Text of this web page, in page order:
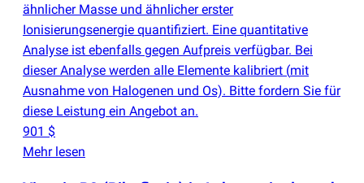
ähnlicher Masse und ähnlicher erster
Ionisierungsenergie quantifiziert. Eine quantitative
Analyse ist ebenfalls gegen Aufpreis verfügbar. Bei
dieser Analyse werden alle Elemente kalibriert (mit
Ausnahme von Halogenen und Os). Bitte fordern Sie für
diese Leistung ein Angebot an.
901 $
Mehr lesen